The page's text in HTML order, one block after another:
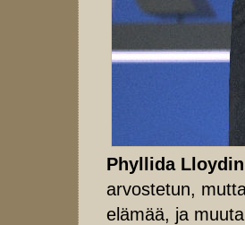
Phyllida Lloydin
arvostetun,
elämää, ja